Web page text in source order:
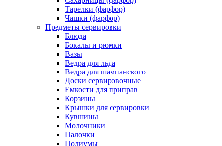
Тарелки (фарфор)
Чашки (фарфор)
Предметы сервировки
Блюда
Бокалы и рюмки
Вазы
Ведра для льда
Ведра для шампанского
Доски сервировочные
Емкости для приправ
Корзины
Крышки для сервировки
Кувшины
Молочники
Палочки
Подиумы